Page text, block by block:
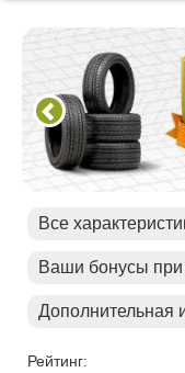
Все
Ваши бонусы при
Дополнительная
Рейтинг: